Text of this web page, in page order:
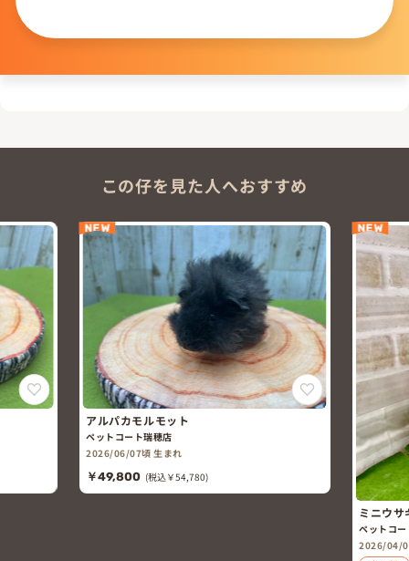
この仔を見た人へおすすめ
NEW
アルパカモルモット
ペットコート瑞穂店
2026/06/07頃 生まれ
￥49,800 (税込￥54,780)
NEW
ミニウサギ
ペットコート岐南店
2026/04/05頃 生ま